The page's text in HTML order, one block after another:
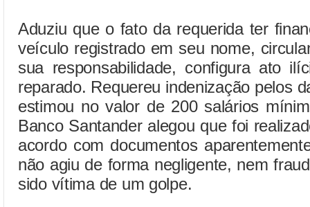
Aduziu que o fato da requerida ter
veículo registrado em seu nome,
sua responsabilidade, configura ato
reparado. Requereu indenização pelos
estimou no valor de 200 salários
Banco Santander alegou que foi
acordo com documentos
não agiu de forma negligente, nem
sido vítima de um golpe.